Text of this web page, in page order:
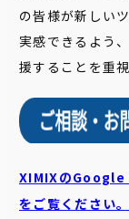
の皆様が新しい
実感できるよう
援することを重
XIMIXのGoogle
をご覧ください。